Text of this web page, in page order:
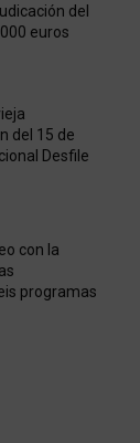
del
euros
del 15 de
Desfile
con la
programas